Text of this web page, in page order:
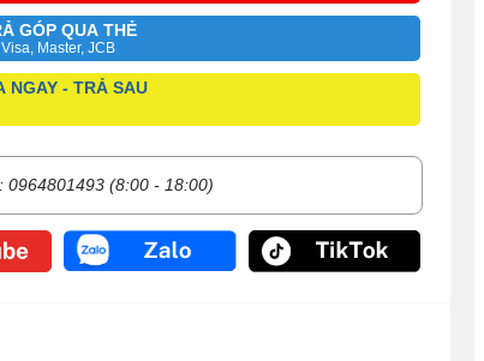
GÓP QUA THẺ
Visa, Master, JCB
NGAY - TRẢ SAU
0964801493 (8:00 - 18:00)